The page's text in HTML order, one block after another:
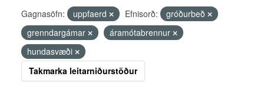
Gagnasöfn: uppfaerd Efnisorð:
gróðurbeð
grenndargámar
áramótabrennur
hundasvæði
Takmarka leitarniðurstöður